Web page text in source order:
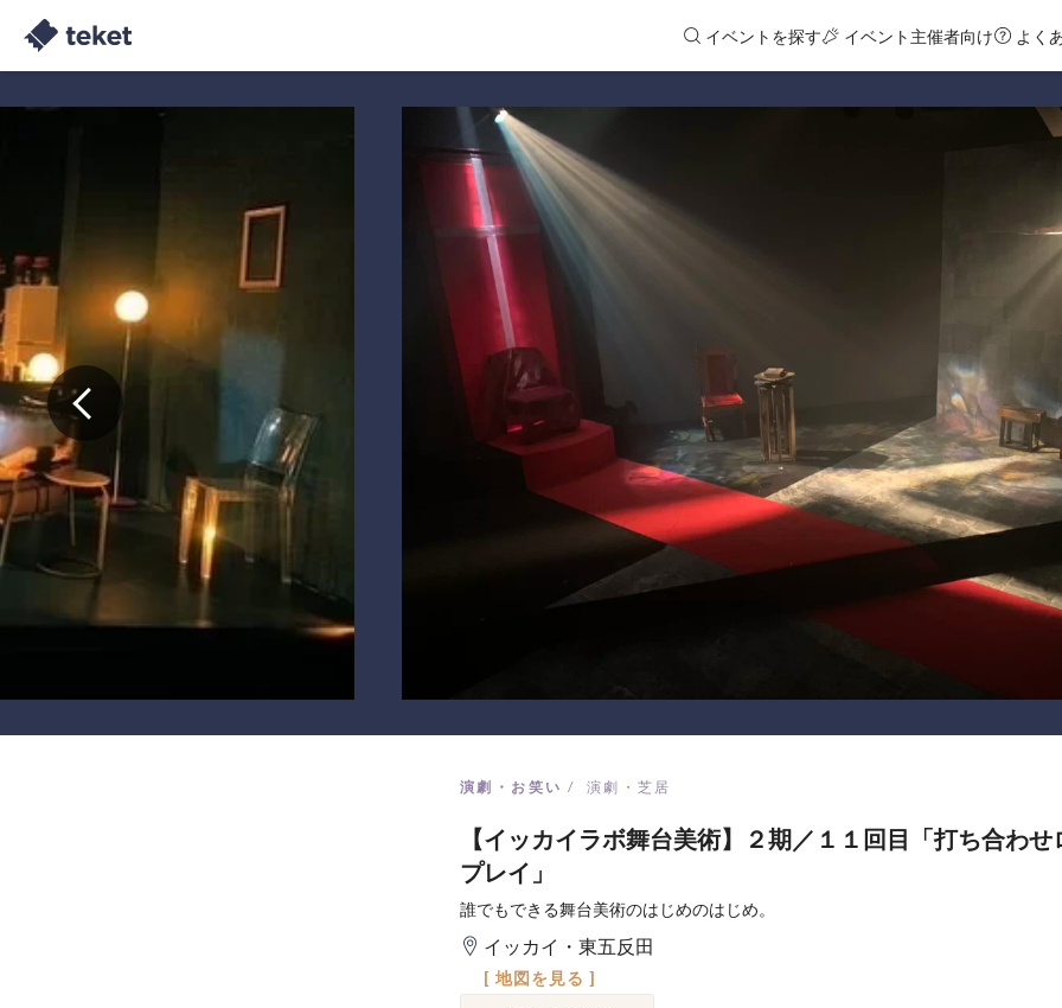
イベントを探す イベント主催者向け よく
演劇・お笑い 演劇・芝居
【イッカイラボ舞台美術】２期／１１回目「打ち合わせ
プレイ」
誰でもできる舞台美術のはじめのはじめ。
イッカイ・東五反田
[ 地図を見る ]